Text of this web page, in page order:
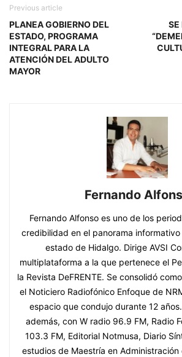
Previous article
PLANEA GOBIERNO DEL
ESTADO, PROGRAMA
INTEGRAL PARA LA
ATENCIÓN DEL ADULTO
MAYOR
SE
Fernando
Fernando Alfonso es uno de los
credibilidad en el panorama
estado de Hidalgo. Dirige AVSI
multiplataforma a la que pertenece el
la Revista DeFRENTE. Se consolidó
el Noticiero Radiofónico Enfoque de
espacio que condujo durante 12
además, con W radio 96.9 FM, Radio
103.3 FM, Editorial Notmusa, Diario
estudios de Maestría en Administración